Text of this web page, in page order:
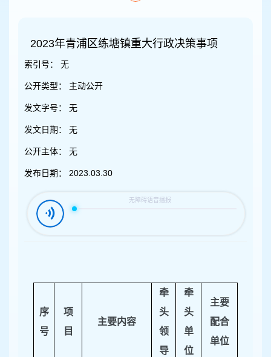
2023年青浦区练塘镇重大行政决策事项
索引号： 无
公开类型： 主动公开
发文字号： 无
发文日期： 无
公开主体： 无
发布日期： 2023.03.30
序
号
项
目
主要内容
牵
头
领
导
牵
头
单
位
主要
配合
单位